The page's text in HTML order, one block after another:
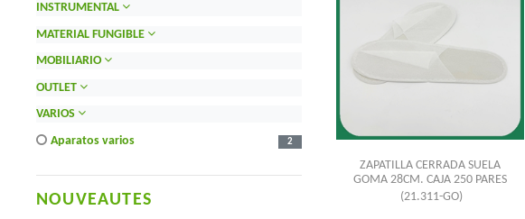
INSTRUMENTAL
MATERIAL FUNGIBLE
MOBILIARIO
OUTLET
VARIOS
aparatos varios
2
NOUVEAUTES
ZAPATILLA CERRADA SUELA
GOMA 28CM. CAJA 250 PARES
(21.311-GO)